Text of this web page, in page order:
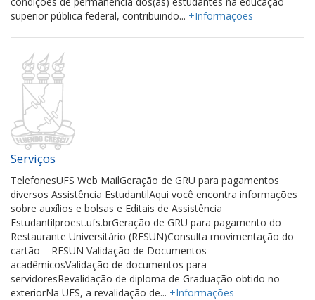
superior pública federal, contribuindo... +Informações
Serviços
TelefonesUFS Web MailGeração de GRU para pagamentos
diversos Assistência EstudantilAqui você encontra informações
sobre auxílios e bolsas e Editais de Assistência
Estudantilproest.ufs.brGeração de GRU para pagamento do
Restaurante Universitário (RESUN)Consulta movimentação do
cartão – RESUN Validação de Documentos
acadêmicosValidação de documentos para
servidoresRevalidação de diploma de Graduação obtido no
exteriorNa UFS, a revalidação de... +Informações